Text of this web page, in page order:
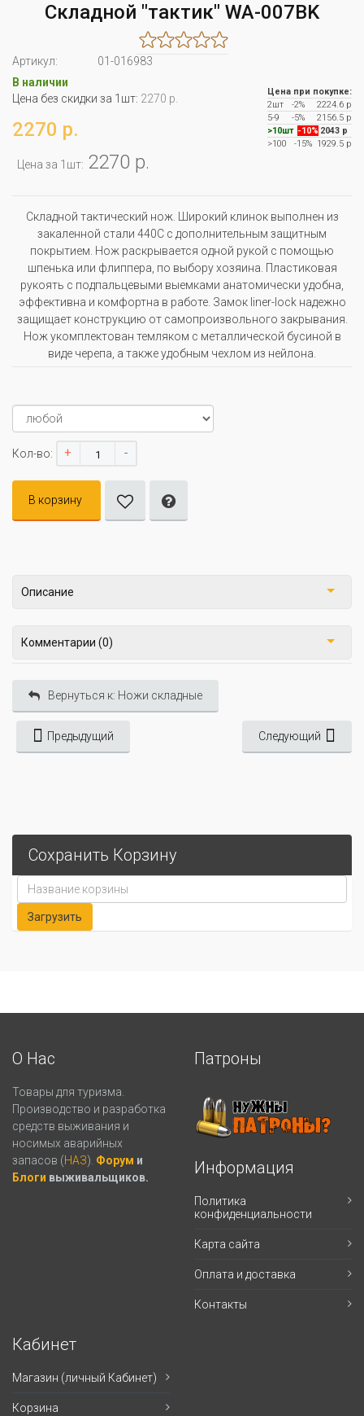
Складной "тактик" WA-007BK
Артикул:
01-016983
В наличии
Цена без скидки за 1шт: 2270 р.
2270 р.
Цена за 1шт: 2270 р.
Цена при покупке:
2шт
-2%
2224.6 р
5-9
-5%
2156.5 р
>10шт -10% 2043 р
>100
-15% 1929.5 р
Складной тактический нож. Широкий клинок выполнен из
закаленной стали 440C с дополнительным защитным
покрытием. Нож раскрывается одной рукой с помощью
шпенька или флиппера, по выбору хозяина. Пластиковая
рукоять с подпальцевыми выемками анатомически удобна,
эффективна и комфортна в работе. Замок liner-lock надежно
защищает конструкцию от самопроизвольного закрывания.
Нож укомплектован темляком с металлической бусиной в
виде черепа, а также удобным чехлом из нейлона.
Кол-во: + -
В корзину
Описание
Комментарии (0)
Вернуться к: Ножи складные
Предыдущий Следующий
Сохранить Корзину
О Нас
Товары для туризма.
Производство и разработка
средств выживания и
носимых аварийных
запасов (НАЗ). Форум и
Блоги выживальщиков.
Патроны
Информация
Политика
конфиденциальности
Карта сайта
Оплата и доставка
Контакты
Кабинет
Магазин (личный Кабинет)
Корзина